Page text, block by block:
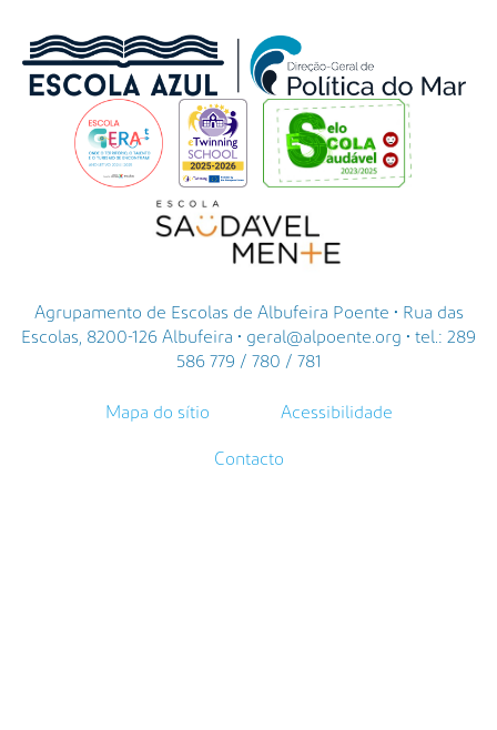
Agrupamento de Escolas de Albufeira Poente • Rua das
Escolas, 8200-126 Albufeira • geral@alpoente.org • tel.: 289
586 779 / 780 / 781
Mapa do sítio Acessibilidade
Contacto